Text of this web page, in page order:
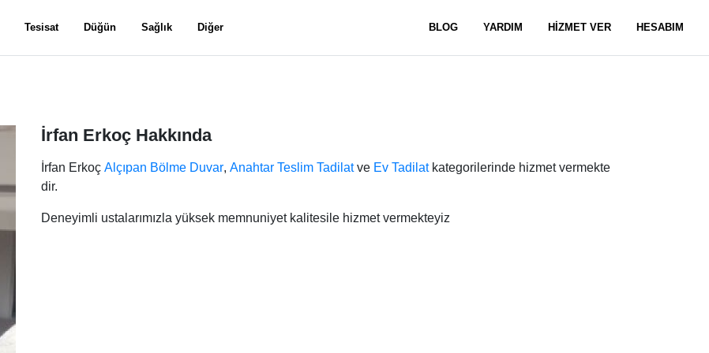
Tesisat Düğün Sağlık Diğer BLOG YARDIM HİZMET VER HESABIM
İrfan Erkoç Hakkında
İrfan Erkoç Alçıpan Bölme Duvar, Anahtar Teslim Tadilatve Ev Tadilatkategorilerinde hizmet vermekte
dir.
Deneyimli ustalarımızla yüksek memnuniyet kalitesile hizmet vermekteyiz